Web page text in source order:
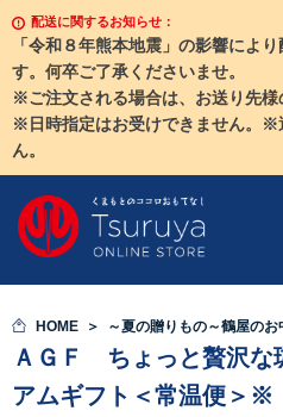
配送に関するお知らせ：
「令和８年熊本地震」の影響によ
す。何卒ご了承くださいませ。
※ご注文される場合は、お送り先様
※日時指定はお受けできません。※
ん。
HOME ～夏の贈りもの～鶴屋のお
ＡＧＦ ちょっと贅沢
アムギフト＜常温便＞※